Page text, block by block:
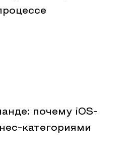
почему iOS-
категориями